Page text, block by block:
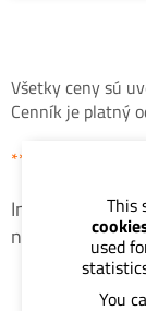
This
used
You
Všetky ceny sú
Cenník je platný
**
Služba je
Informácie o
nájdete na